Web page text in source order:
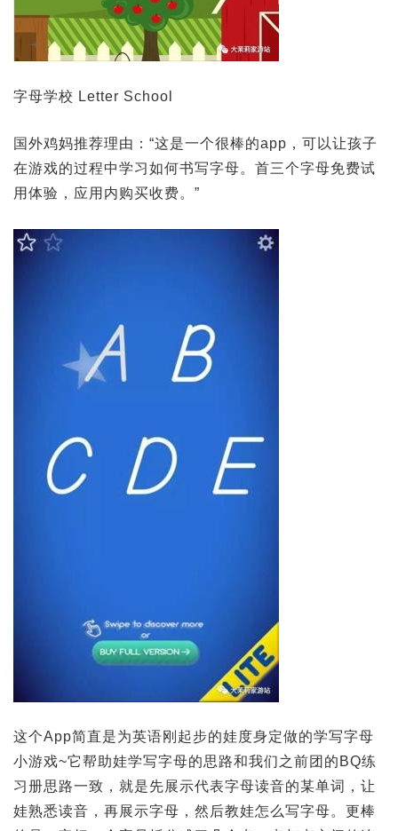
字母学校 Letter School
国外鸡妈推荐理由：“这是一个很棒的app，可以让孩子
在游戏的过程中学习如何书写字母。首三个字母免费试
用体验，应用内购买收费。”
这个App简直是为英语刚起步的娃度身定做的学写字母
小游戏~它帮助娃学写字母的思路和我们之前团的BQ练
习册思路一致，就是先展示代表字母读音的某单词，让
娃熟悉读音，再展示字母，然后教娃怎么写字母。更棒